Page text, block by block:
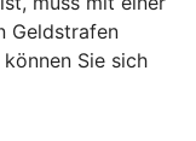
Geldstrafen
Sie sich